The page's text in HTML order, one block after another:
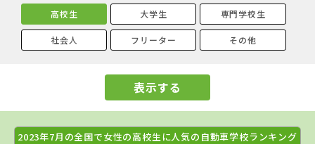
高校生 大学生 専門学校生
社会人 フリーター その他
表示する
2023年7月の全国で女性の高校生に人気の自動車学校ランキング